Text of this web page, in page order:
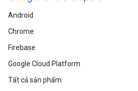
Android
Chrome
Firebase
Google Cloud Platform
Tất cả sản phẩm